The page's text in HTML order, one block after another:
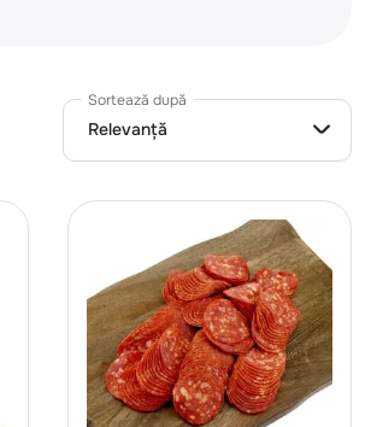
Sortează după
Relevanță